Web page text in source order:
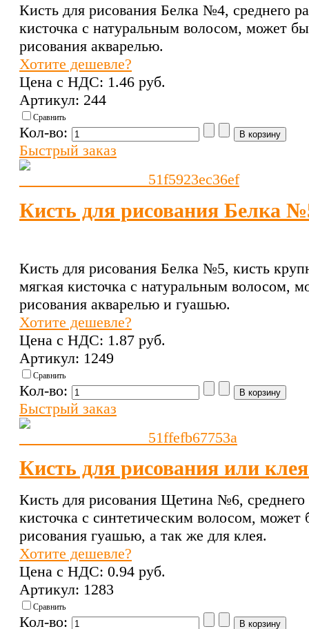
Кисть для рисования Белка №4, среднего
кисточка с натуральным волосом, может
рисования акварелью.
Хотите дешевле?
Цена с НДС: 1.46 pуб.
Артикул: 244
Сравнить
Кол-во:
Быстрый заказ
Кисть для рисования Белка
Кисть для рисования Белка №5, кисть
мягкая кисточка с натуральным волосом,
рисования акварелью и гуашью.
Хотите дешевле?
Цена с НДС: 1.87 pуб.
Артикул: 1249
Сравнить
Кол-во:
Быстрый заказ
Кисть для рисования или
Кисть для рисования Щетина №6, среднего
кисточка с синтетическим волосом, может
рисования гуашью, а так же для клея.
Хотите дешевле?
Цена с НДС: 0.94 pуб.
Артикул: 1283
Сравнить
Кол-во: